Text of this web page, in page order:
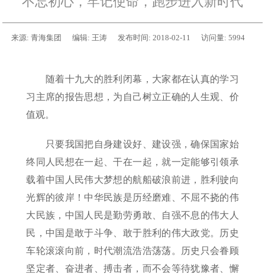
来源: 青海集团 编辑: 王涛 发布时间: 2018-02-11 访问量: 5994
随着十九大的胜利闭幕，大家都在认真的学习
习主席的报告思想，为自己树立正确的人生观、价
值观。
只要我国把自身建设好、建设强，确保国家始
终同人民想在一起、干在一起，就一定能够引领承
载着中国人民伟大梦想的航船破浪前进，胜利驶向
光辉的彼岸！中华民族是历经磨难、不屈不挠的伟
大民族，中国人民是勤劳勇敢、自强不息的伟大人
民，中国是敢于斗争、敢于胜利的伟大政党。历史
车轮滚滚向前，时代潮流浩浩荡荡。历史只会眷顾
坚定者、奋进者、搏击者，而不会等待犹豫者、懈